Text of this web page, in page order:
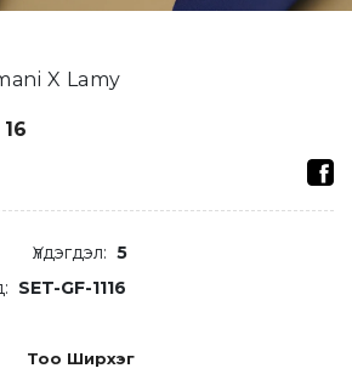
X Lamy
Үлдэгдэл: 5
SET-GF-1116
Тоо Ширхэг